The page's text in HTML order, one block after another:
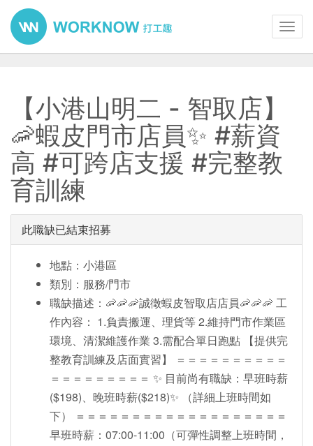
【小港山明二 - 智取店】
🦐蝦皮門市店員✨ #薪資
高 #可跨店支援 #完整教
育訓練
此職缺已結束招募
地點：小港區
類別：服務/門市
職缺描述：🦐🦐🦐誠徵蝦皮智取店店員🦐🦐🦐 工
作內容： 1.負責搬運、理貨等 2.維持門市作業區
環境、清潔維護作業 3.需配合單日跑點 【提供完
整教育訓練及店面實習】 ＝＝＝＝＝＝＝＝＝＝
＝＝＝＝＝＝＝＝＝ ✨ 目前尚有職缺：早班時薪
($198)、晚班時薪($218)✨ （詳細上班時間如
下） ＝＝＝＝＝＝＝＝＝＝＝＝＝＝＝＝＝＝＝
早班時薪：07:00-11:00（可彈性調整上班時間，